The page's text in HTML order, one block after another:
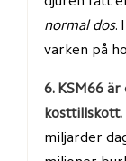
normal dos.
varken på
6. KSM66
kosttillskott.
miljarder